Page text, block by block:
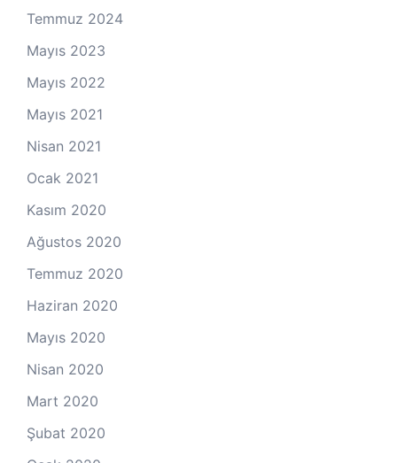
Temmuz 2024
Mayıs 2023
Mayıs 2022
Mayıs 2021
Nisan 2021
Ocak 2021
Kasım 2020
Ağustos 2020
Temmuz 2020
Haziran 2020
Mayıs 2020
Nisan 2020
Mart 2020
Şubat 2020